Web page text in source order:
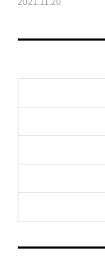
2021.11.20